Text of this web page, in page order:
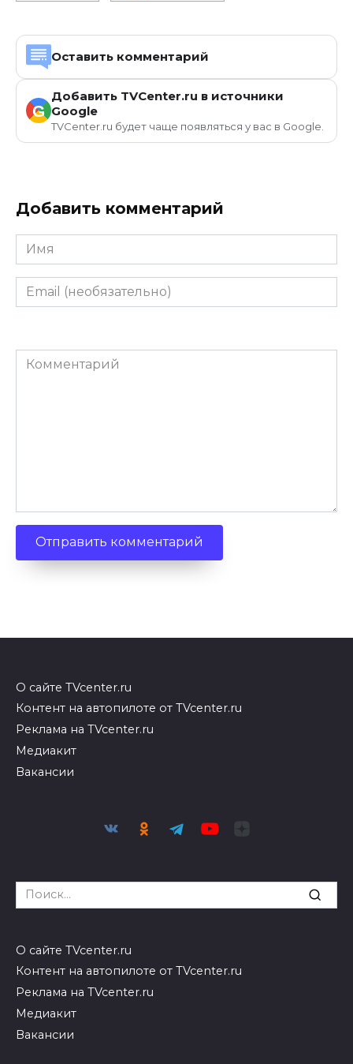
Оставить комментарий
G
Добавить TVCenter.ru в источники
Google
TVCenter.ru будет чаще появляться у вас в Google.
Добавить комментарий
Имя
Email
(необязательно)
Комментарий
О сайте TVcenter.ru
Контент на автопилоте от TVcenter.ru
Реклама на TVcenter.ru
Медиакит
Вакансии
Search
for:
О сайте TVcenter.ru
Контент на автопилоте от TVcenter.ru
Реклама на TVcenter.ru
Медиакит
Вакансии